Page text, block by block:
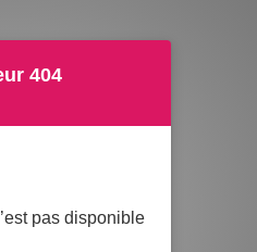
404
pas disponible